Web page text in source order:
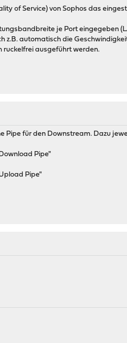
of Service) von Sophos das
je Port eingegeben
automatisch die
ruckelfrei ausgeführt werden.
Pipe für den Downstream. Dazu
Pipe"
Pipe"